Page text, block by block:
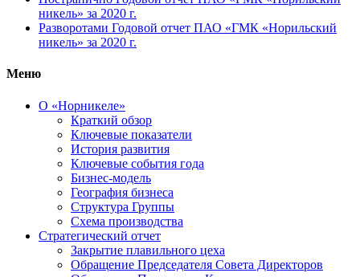
никель» за 2020 г.
Разворотами Годовой отчет ПАО «ГМК «Норильский
никель» за 2020 г.
Меню
О «Норникеле»
Краткий обзор
Ключевые показатели
История развития
Ключевые события года
Бизнес-модель
География бизнеса
Структура Группы
Схема производства
Стратегический отчет
Закрытие плавильного цеха
Обращение Председателя Совета Директоров